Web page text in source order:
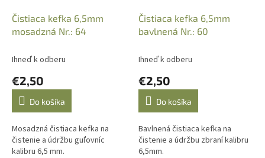
Čistiaca kefka 6,5mm
mosadzná Nr.: 64
Ihneď k odberu
€2,50
Do košíka
Mosadzná čistiaca kefka na
čistenie a údržbu guľovníc
kalibru 6,5 mm.
Čistiaca kefka 6,5mm
bavlnená Nr.: 60
Ihneď k odberu
€2,50
Do košíka
Bavlnená čistiaca kefka na
čistenie a údržbu zbraní kalibru
6,5mm.